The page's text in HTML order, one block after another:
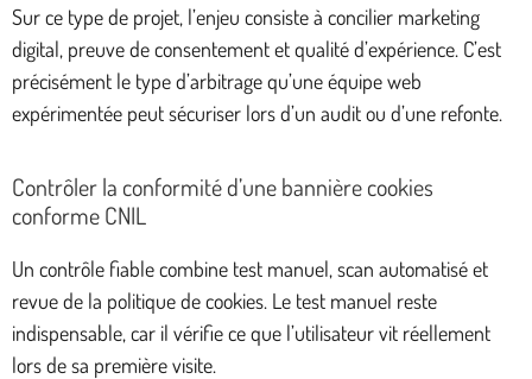
Sur ce type de projet, l’enjeu consiste à concilier marketing
digital, preuve de consentement et qualité d’expérience. C’est
précisément le type d’arbitrage qu’une équipe web
expérimentée peut sécuriser lors d’un audit ou d’une refonte.
Contrôler la conformité d’une bannière cookies
conforme CNIL
Un contrôle fiable combine test manuel, scan automatisé et
revue de la politique de cookies. Le test manuel reste
indispensable, car il vérifie ce que l’utilisateur vit réellement
lors de sa première visite.